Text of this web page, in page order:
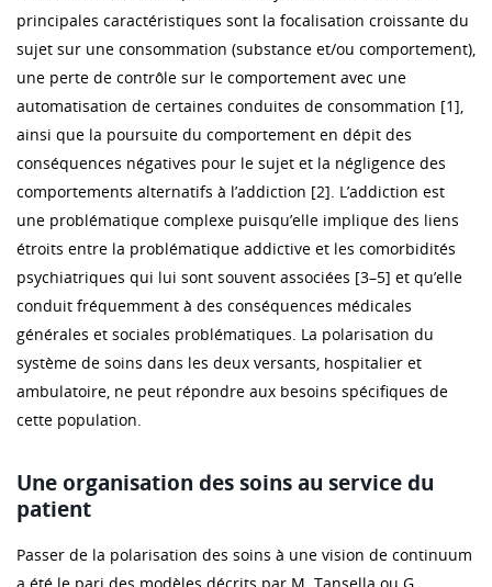
principales caractéristiques sont la focalisation croissante du
sujet sur une consommation (substance et/ou comportement),
une perte de contrôle sur le comportement avec une
automatisation de certaines conduites de consommation [1],
ainsi que la poursuite du comportement en dépit des
conséquences négatives pour le sujet et la négligence des
comportements alternatifs à l’addiction [2]. L’addiction est
une problématique complexe puisqu’elle implique des liens
étroits entre la problématique addictive et les comorbidités
psychiatriques qui lui sont souvent associées [3–5] et qu’elle
conduit fréquemment à des conséquences médicales
générales et sociales problématiques. La polarisation du
système de soins dans les deux versants, hospitalier et
ambulatoire, ne peut répondre aux besoins spécifiques de
cette population.
Une organisation des soins au service du
patient
Passer de la polarisation des soins à une vision de continuum